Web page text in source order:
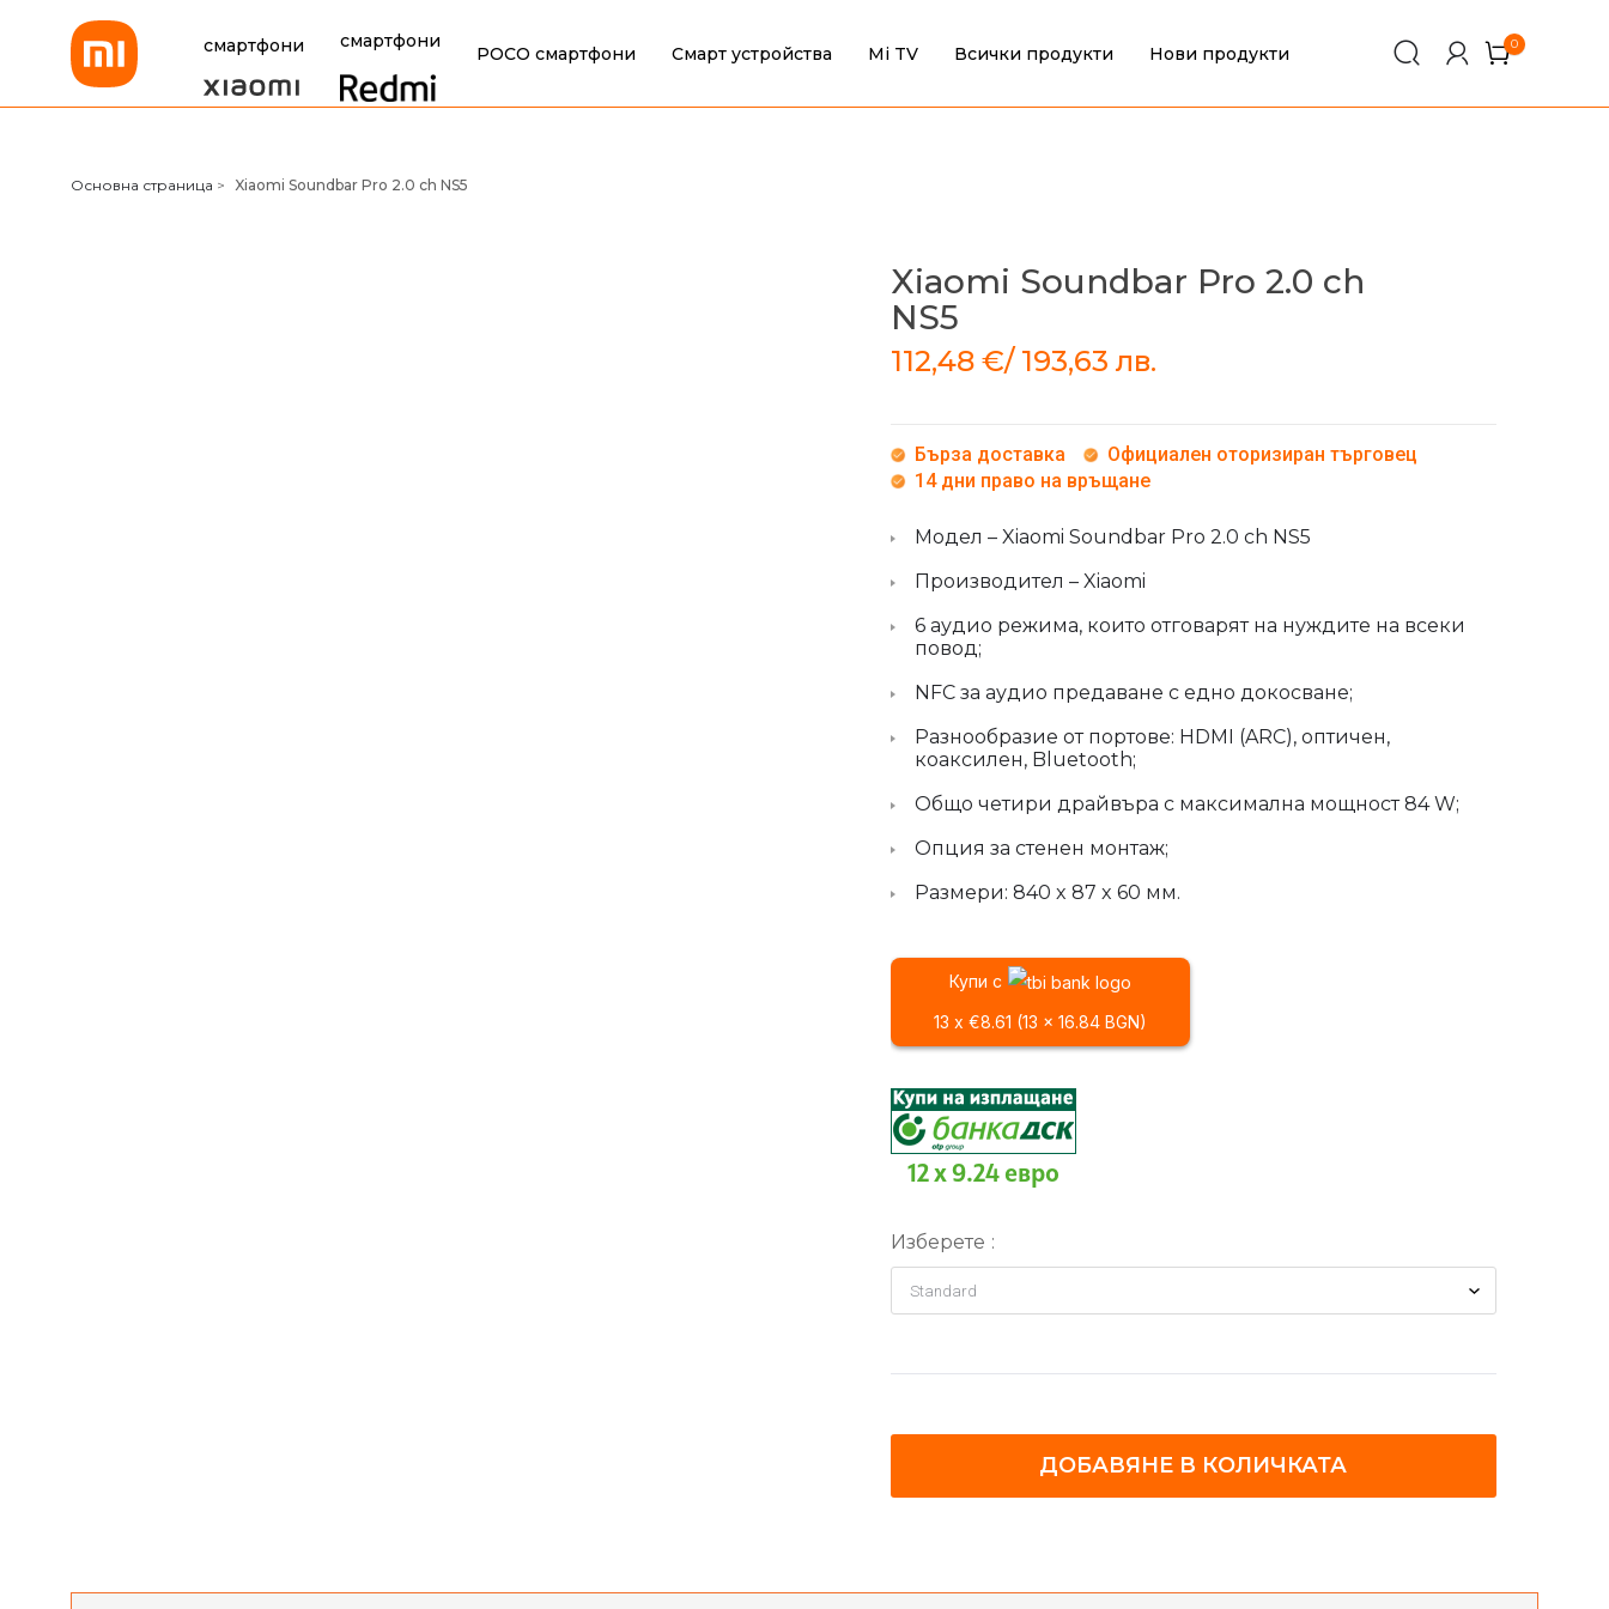
смартфони смартфони
POCO смартфони Смарт устройства Mi TV Всички продукти Нови продукти 0
Xiaomi Bulgaria
Основна страница > Xiaomi Soundbar Pro 2.0 ch NS5
Xiaomi Soundbar Pro 2.0 ch
NS5
112,48 €/ 193,63 лв.
Бърза доставка
Официален оторизиран търговец
14 дни право на връщане
Модел – Xiaomi Soundbar Pro 2.0 ch NS5
Производител – Xiaomi
6 аудио режима, които отговарят на нуждите на всеки
повод;
NFC за аудио предаване с едно докосване;
Разнообразие от портове: HDMI (ARC), оптичен,
коаксилен, Bluetooth;
Общо четири драйвъра с максимална мощност 84 W;
Опция за стенен монтаж;
Размери: 840 x 87 x 60 мм.
Купи с
13 x €8.61 (13 x 16.84 BGN)
12 x 9.24 евро
Изберете
ДОБАВЯНЕ В КОЛИЧКАТА